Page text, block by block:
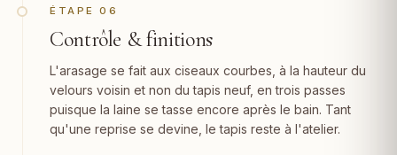
ÉTAPE 06
Contrôle & finitions
L'arasage se fait aux ciseaux courbes, à la hauteur du
velours voisin et non du tapis neuf, en trois passes
puisque la laine se tasse encore après le bain. Tant
qu'une reprise se devine, le tapis reste à l'atelier.